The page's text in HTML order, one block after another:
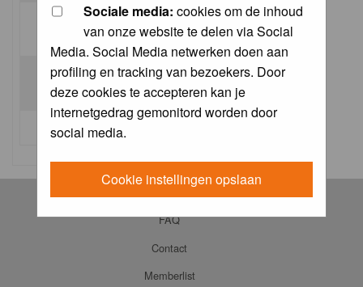
Sociale media: cookies om de inhoud
van onze website te delen via Social
Media. Social Media netwerken doen aan
profiling en tracking van bezoekers. Door
deze cookies te accepteren kan je
internetgedrag gemonitord worden door
social media.
Cookie instellingen opslaan
Log me on automatically each visit:
I forgot my password
FAQ
Contact
Memberlist